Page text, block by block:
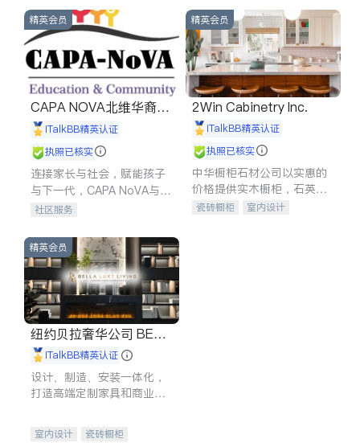
石。
精英会员
CAPA NOVA北维华裔家
长会iTalkBB精英认证
执照已核实
连接家长与社会，赋能孩子
与下一代，CAPA NoVA与您
携手建设包容、公平、充满
社区服务
精英会员
2Win Cabinetry Inc.
iTalkBB精英认证
执照已核实
中华橱柜石材公司以实惠的
价格提供实木橱柜，石英石
台面，多种优质不锈钢水
瓷砖橱柜
室内设计
精英会员
纽约贝拉奢华公司 BELL
A LUXE
iTalkBB精英认证
设计、制造、安装一体化，
打造高端定制家具和商业空
室内设计
瓷砖橱柜